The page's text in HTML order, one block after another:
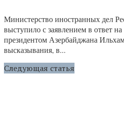
Министерство иностранных дел
выступило с заявлением в ответ
президентом Азербайджана
высказывания, в...
Следующая статья